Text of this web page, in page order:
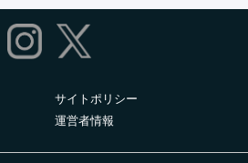
サイトポリシー
運営者情報